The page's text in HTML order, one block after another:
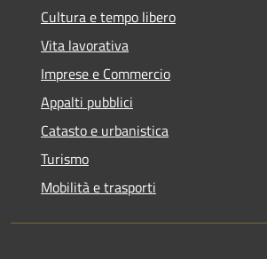
Cultura e tempo libero
Vita lavorativa
Imprese e Commercio
Appalti pubblici
Catasto e urbanistica
Turismo
Mobilità e trasporti